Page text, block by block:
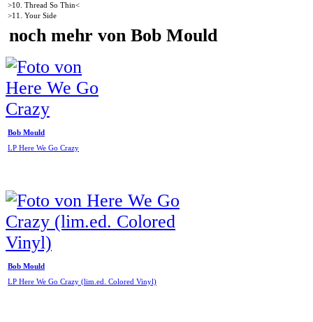
>10. Thread So Thin<
>11. Your Side
noch mehr von Bob Mould
Bob Mould
LP Here We Go Crazy
Bob Mould
LP Here We Go Crazy (lim.ed. Colored Vinyl)